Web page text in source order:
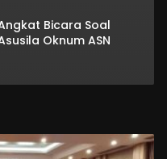
Bicara Soal
Oknum ASN